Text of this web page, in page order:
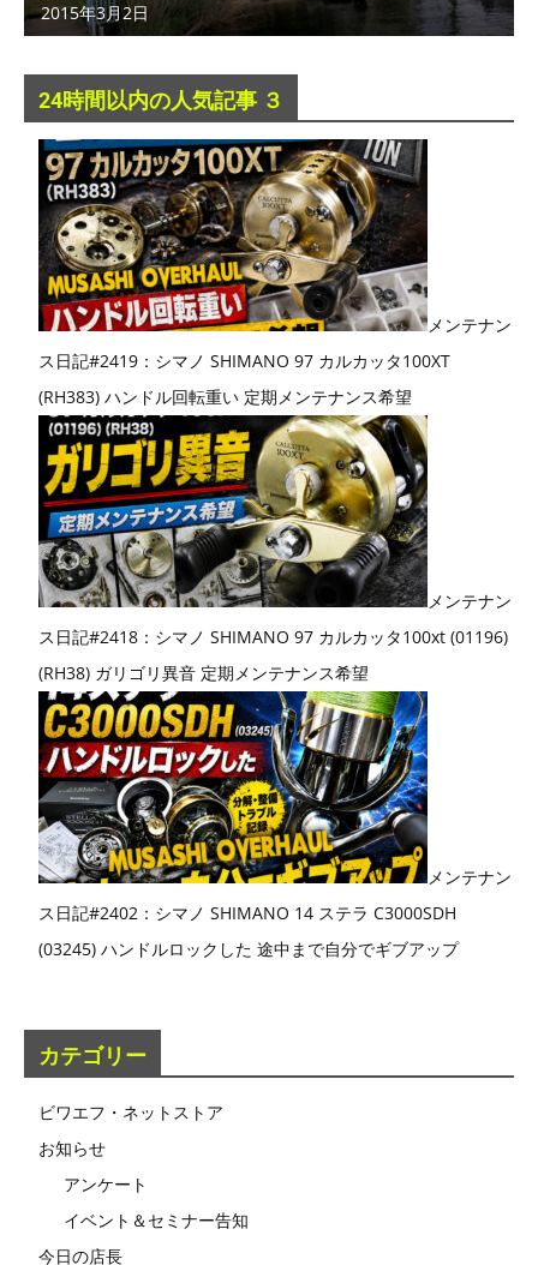
2015年3月2日
24時間以内の人気記事 ３
メンテナン
ス日記#2419：シマノ SHIMANO 97 カルカッタ100XT
(RH383) ハンドル回転重い 定期メンテナンス希望
メンテナン
ス日記#2418：シマノ SHIMANO 97 カルカッタ100xt (01196)
(RH38) ガリゴリ異音 定期メンテナンス希望
メンテナン
ス日記#2402：シマノ SHIMANO 14 ステラ C3000SDH
(03245) ハンドルロックした 途中まで自分でギブアップ
カテゴリー
ビワエフ・ネットストア
お知らせ
アンケート
イベント＆セミナー告知
今日の店長